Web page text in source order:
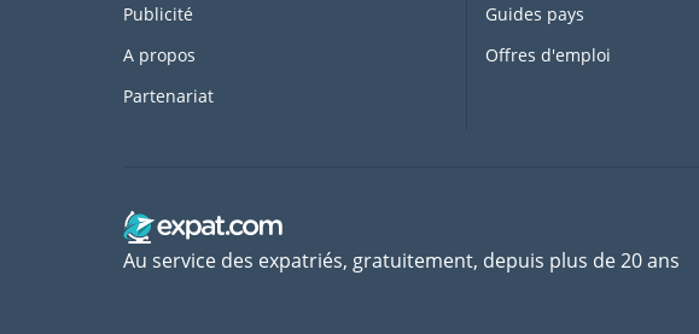
Publicité
A propos
Partenariat
Guides pays
Offres d'emploi
Au service des expatriés, gratuitement, depuis plus de 20 ans